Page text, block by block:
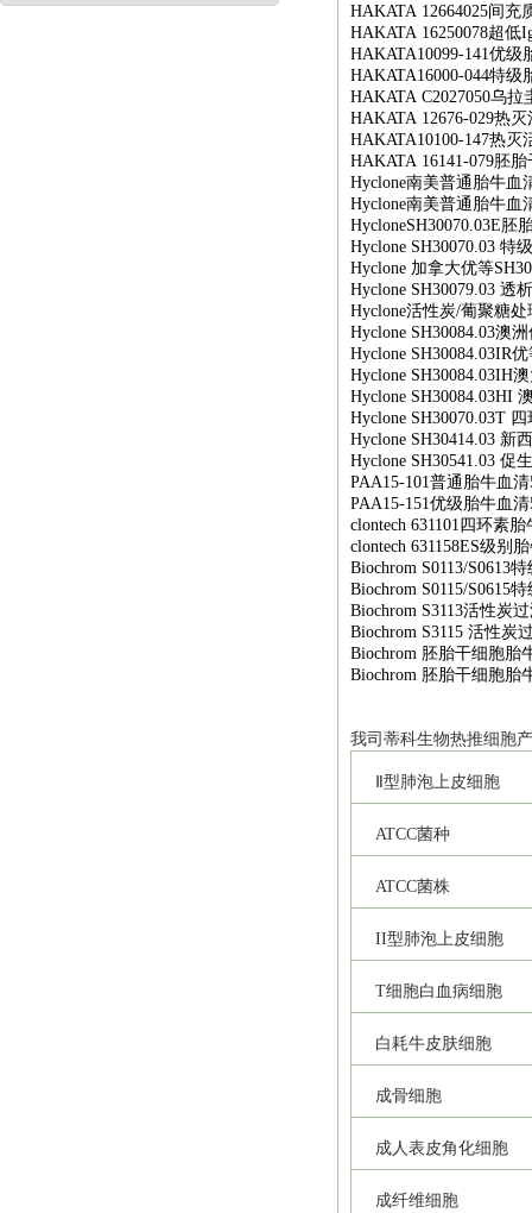
HAKATA 12664025间充
HAKATA 16250078超低
HAKATA10099-141优级
HAKATA16000-044特级
HAKATA C2027050乌拉
HAKATA 12676-029热灭
HAKATA10100-147热灭
HAKATA 16141-079胚胎
Hyclone南美普通胎牛血
Hyclone南美普通胎牛血
HycloneSH30070.03E胚
Hyclone SH30070.03 特
Hyclone 加拿大优等
Hyclone SH30079.03 透
Hyclone活性炭/葡聚糖处
Hyclone SH30084.03澳洲
Hyclone SH30084.03IR优
Hyclone SH30084.03IH
Hyclone SH30084.03HI
Hyclone SH30070.03T
Hyclone SH30414.03 新
Hyclone SH30541.03 促
PAA15-101普通胎牛血清
PAA15-151优级胎牛血清
clontech 631101 四环素胎
clontech 631158ES级别
Biochrom S0113/S0613特
Biochrom S0115/S0615特
Biochrom S3113活性炭
Biochrom S3115 活性炭
Biochrom 胚胎干细胞胎
Biochrom 胚胎干细胞胎
我司 蒂科生物热推细胞
Ⅱ型肺泡上皮细胞
ATCC菌种
ATCC菌株
II型肺泡上皮细胞
T细胞白血病细胞
白耗牛皮肤细胞
成骨细胞
成人表皮角化细胞
成纤维细胞